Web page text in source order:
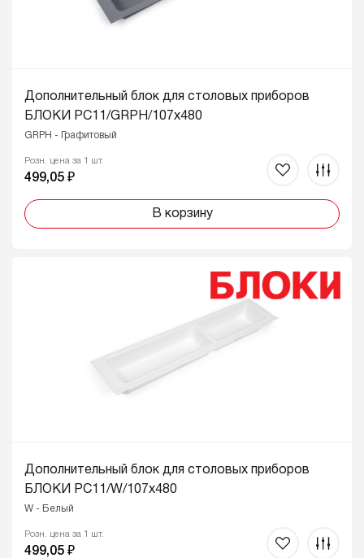
Дополнительный блок для столовых приборов
БЛОКИ PC11/GRPH/107x480
GRPH - Графитовый
Розн. цена за 1 шт.
499,05 ₽
В корзину
Дополнительный блок для столовых приборов
БЛОКИ PC11/W/107x480
W - Белый
Розн. цена за 1 шт.
499,05 ₽